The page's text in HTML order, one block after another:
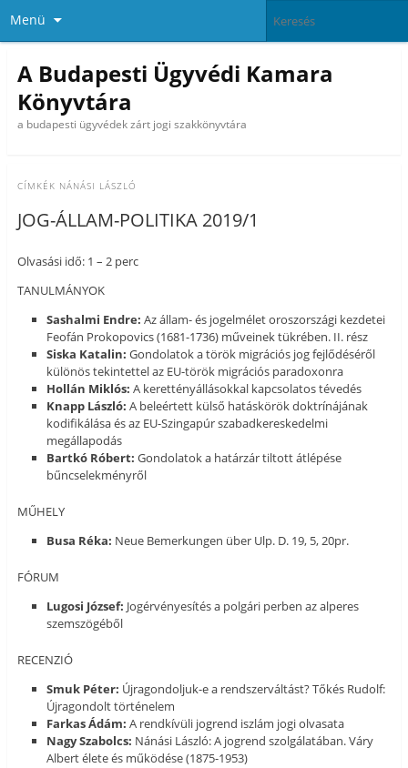
Menü
A Budapesti Ügyvédi Kamara
Könyvtára
a budapesti ügyvédek zárt jogi szakkönyvtára
CÍMKÉK NÁNÁSI LÁSZLÓ
JOG-ÁLLAM-POLITIKA 2019/1
Olvasási idő: 1 – 2 perc
TANULMÁNYOK
Sashalmi Endre: Az állam- és jogelmélet oroszországi kezdetei
Feofán Prokopovics (1681-1736) műveinek tükrében. II. rész
Siska Katalin: Gondolatok a török migrációs jog fejlődéséről
különös tekintettel az EU-török migrációs paradoxonra
Hollán Miklós: A kerettényállásokkal kapcsolatos tévedés
Knapp László: A beleértett külső hatáskörök doktrínájának
kodifikálása és az EU-Szingapúr szabadkereskedelmi
megállapodás
Bartkó Róbert: Gondolatok a határzár tiltott átlépése
bűncselekményről
MŰHELY
Busa Réka: Neue Bemerkungen über Ulp. D. 19, 5, 20pr.
FÓRUM
Lugosi József: Jogérvényesítés a polgári perben az alperes
szemszögéből
RECENZIÓ
Smuk Péter: Újragondoljuk-e a rendszerváltást? Tőkés Rudolf:
Újragondolt történelem
Farkas Ádám: A rendkívüli jogrend iszlám jogi olvasata
Nagy Szabolcs: Nánási László: A jogrend szolgálatában. Váry
Albert élete és működése (1875-1953)